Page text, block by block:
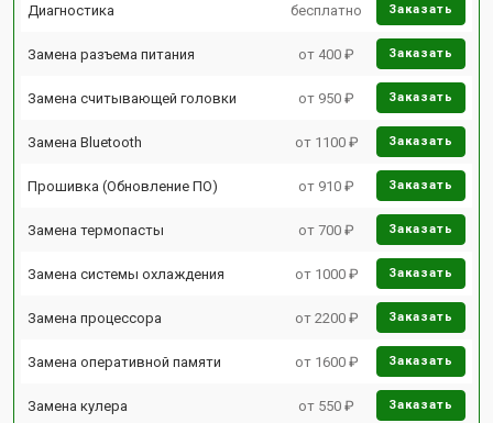
Диагностика бесплатно Заказать
Замена разъема питания от 400 ₽ Заказать
Замена считывающей головки от 950 ₽ Заказать
Замена Bluetooth от 1100 ₽ Заказать
Прошивка (Обновление ПО) от 910 ₽ Заказать
Замена термопасты от 700 ₽ Заказать
Замена системы охлаждения от 1000 ₽ Заказать
Замена процессора от 2200 ₽ Заказать
Замена оперативной памяти от 1600 ₽ Заказать
Замена кулера от 550 ₽ Заказать